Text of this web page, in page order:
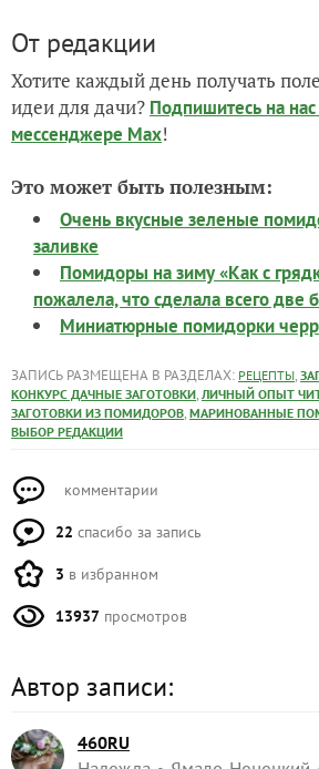
От редакции
Хотите каждый день получать
идеи для дачи? Подпишитесь на нас
мессенджере Max!
Это может быть полезным:
Очень вкусные зеленые
заливке
Помидоры на зиму «Как с
пожалела, что сделала всего две
Миниатюрные помидорки
ЗАПИСЬ РАЗМЕЩЕНА В РАЗДЕЛАХ: РЕЦЕПТЫ,
КОНКУРС ДАЧНЫЕ ЗАГОТОВКИ, ЛИЧНЫЙ ОПЫТ
ЗАГОТОВКИ ИЗ ПОМИДОРОВ, МАРИНОВАННЫЕ
ВЫБОР РЕДАКЦИИ
комментарии
22 спасибо за запись
3 в избранном
13937 просмотров
Автор записи:
460RU